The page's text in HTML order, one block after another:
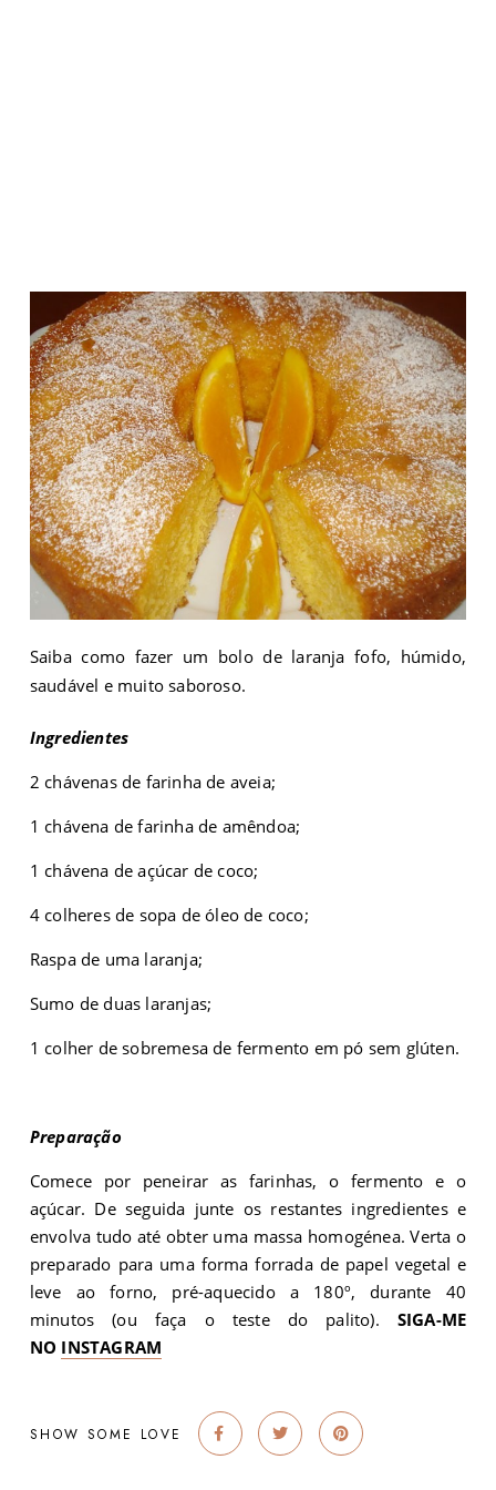
Saiba como fazer um bolo de laranja fofo, húmido,
saudável e muito saboroso.
Ingredientes
2 chávenas de farinha de aveia;
1 chávena de farinha de amêndoa;
1 chávena de açúcar de coco;
4 colheres de sopa de óleo de coco;
Raspa de uma laranja;
Sumo de duas laranjas;
1 colher de sobremesa de fermento em pó sem glúten.
Preparação
Comece por peneirar as farinhas, o fermento e o
açúcar. De seguida junte os restantes ingredientes e
envolva tudo até obter uma massa homogénea. Verta o
preparado para uma forma forrada de papel vegetal e
leve ao forno, pré-aquecido a 180º, durante 40
minutos (ou faça o teste do palito). SIGA-ME
NO INSTAGRAM
SHOW SOME LOVE